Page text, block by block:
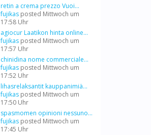
retin a crema prezzo Vuoi...
fujikas posted Mittwoch um
17:58 Uhr
agiocur Laatikon hinta online...
fujikas posted Mittwoch um
17:57 Uhr
chinidina nome commerciale...
fujikas posted Mittwoch um
17:52 Uhr
lihasrelaksantit kauppanimiä...
fujikas posted Mittwoch um
17:50 Uhr
spasmomen opinioni nessuno...
fujikas posted Mittwoch um
17:45 Uhr